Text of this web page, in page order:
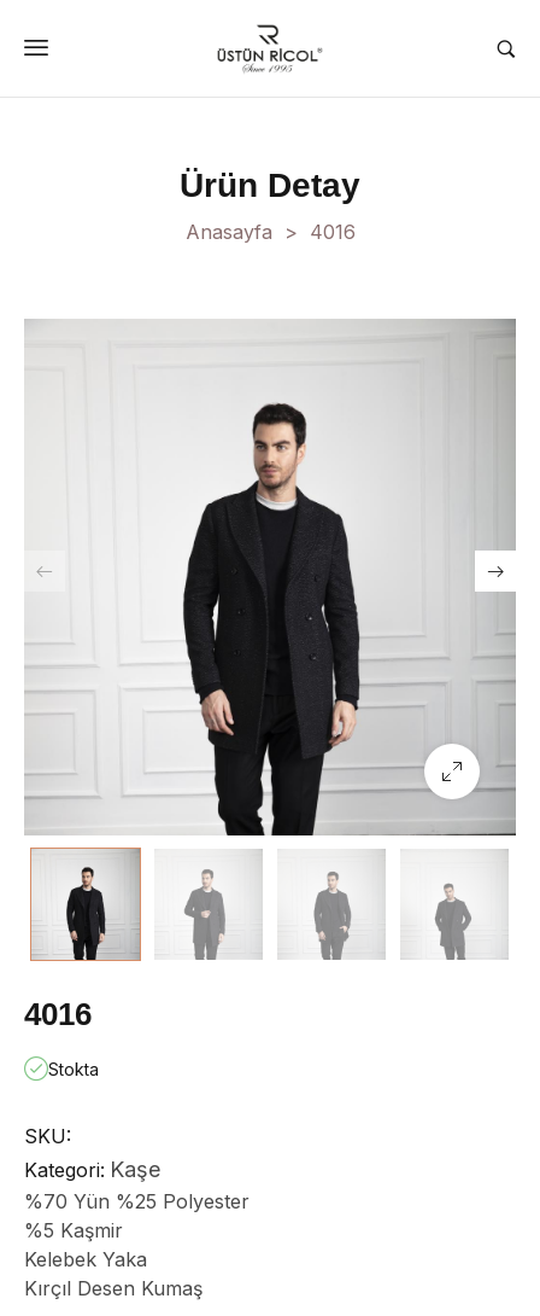
Ürün Detay
Anasayfa 4016
4016
Stokta
SKU:
Kategori: Kaşe
%70 Yün %25 Polyester
%5 Kaşmir
Kelebek Yaka
Kırçıl Desen Kumaş